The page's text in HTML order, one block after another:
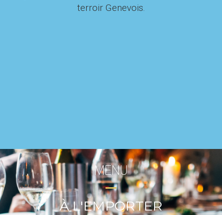
terroir Genevois.
MENU
À L'EMPORTER